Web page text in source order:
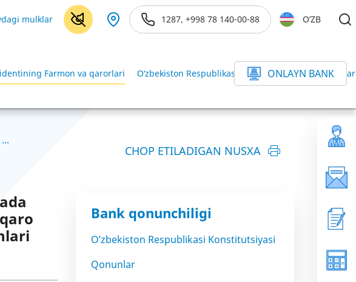
mulklar 1287, +998 78 140-00-88 O’ZB
Farmon va qarorlari O‘zbekiston Respublikasi Vazirlar Mahkamasining
ONLAYN BANK
CHOP ETILADIGAN NUSXA
Bank qonunchiligi
O’zbekiston Respublikasi Konstitutsiyasi
Qonunlar